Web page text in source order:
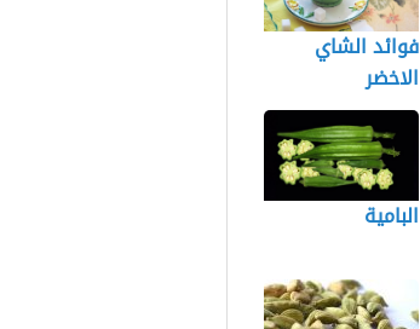
فوائد الشاي
الاخضر
البامية